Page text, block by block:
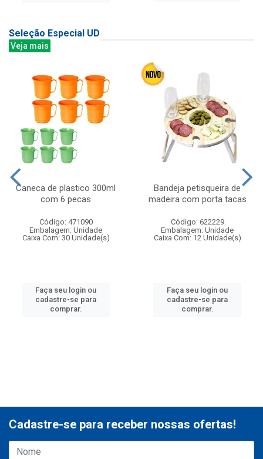
Seleção Especial UD
Veja mais
Caneca de plastico 300ml
com 6 pecas
Código: 471090
Embalagem: Unidade
Caixa Com: 30 Unidade(s)
Faça seu login ou
cadastre-se para
comprar.
Bandeja petisqueira de
madeira com porta tacas
Código: 622229
Embalagem: Unidade
Caixa Com: 12 Unidade(s)
Faça seu login ou
cadastre-se para
comprar.
Cadastre-se para receber nossas ofertas!